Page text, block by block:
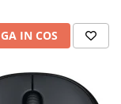
IN COS